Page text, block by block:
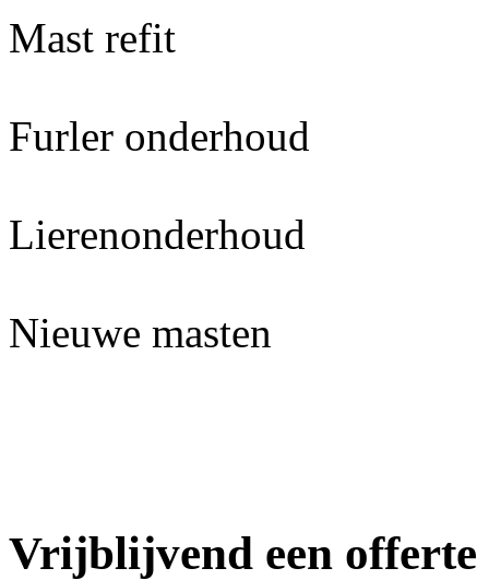
Mast refit
Furler onderhoud
Lierenonderhoud
Nieuwe masten
Vrijblijvend een offerte